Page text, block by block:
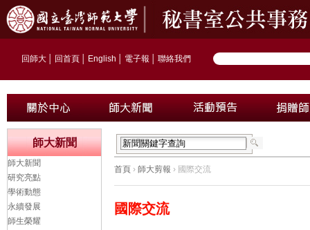
回師大 回首頁 English 電子報 聯絡我們
首頁 › 師大剪報 › 國際交流
國際交流
師大新聞
師大新聞
研究亮點
學術動態
永續發展
師生榮耀